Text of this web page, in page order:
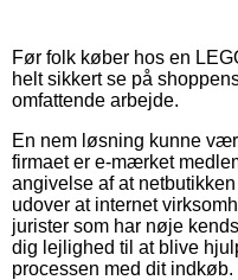
Før folk køber hos en
helt sikkert se på
omfattende arbejde.
En nem løsning kunne
firmaet er e-mærket
angivelse af at
udover at internet
jurister som har nøje
dig lejlighed til at blive
processen med dit indkøb.